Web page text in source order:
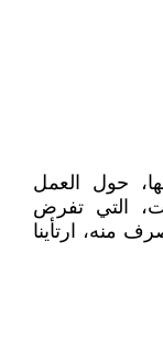
حول العمل
التي تفرض
منه، ارتأينا